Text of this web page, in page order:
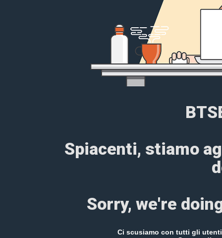
Spiacenti, stiamo
Sorry, we're
Ci scusiamo con tutti gli